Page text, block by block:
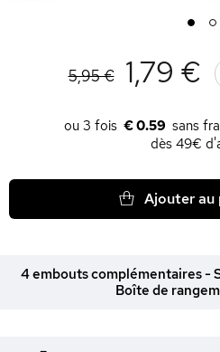
1 2
5,95 € 1,79 €
€ 0.59
dès 49€
Ajouter au
4 embouts complémentaires -
Boîte de